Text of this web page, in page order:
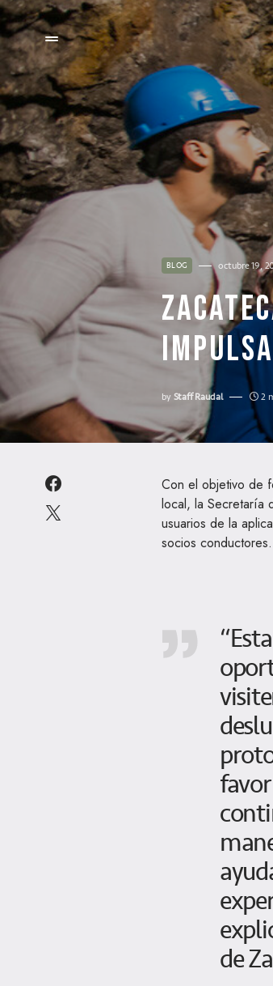
BLOG octubre 19,
by Staff Raudal 2
Con el objetivo de
local, la Secretaría
usuarios de la
socios conductores.
de